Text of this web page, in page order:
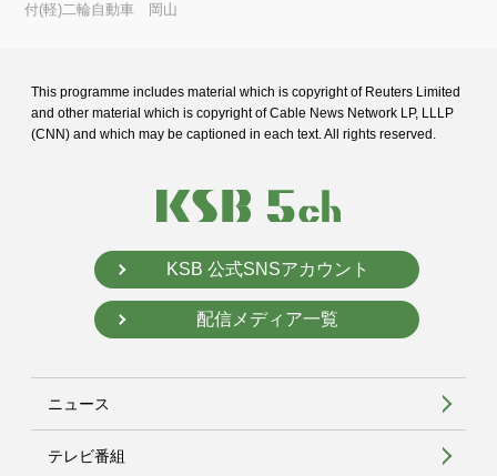
付(軽)二輪自動車 岡山
This programme includes material which is copyright of Reuters Limited
and other material which is copyright of Cable News Network LP, LLLP
(CNN) and which may be captioned in each text. All rights reserved.
KSB 公式SNSアカウント
配信メディア一覧
ニュース
テレビ番組